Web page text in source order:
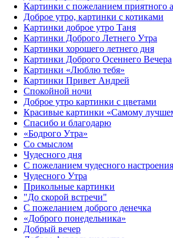
Картинки с пожеланием приятного
Доброе утро, картинки с котиками
Картинки доброе утро Таня
Картинки Доброго Летнего Утра
Картинки хорошего летнего дня
Картинки Доброго Осеннего Вечера
Картинки «Люблю тебя»
Картинки Привет Андрей
Спокойной ночи
Доброе утро картинки с цветами
Красивые картинки «Самому
Спасибо и благодарю
«‎Бодрого Утра»‎
Со смыслом
Чудесного дня
С пожеланием чудесного настроения
Чудесного Утра
Прикольные картинки
"До скорой встречи"
С пожеланием доброго денечка
«Доброго понедельника»‎
Добрый вечер